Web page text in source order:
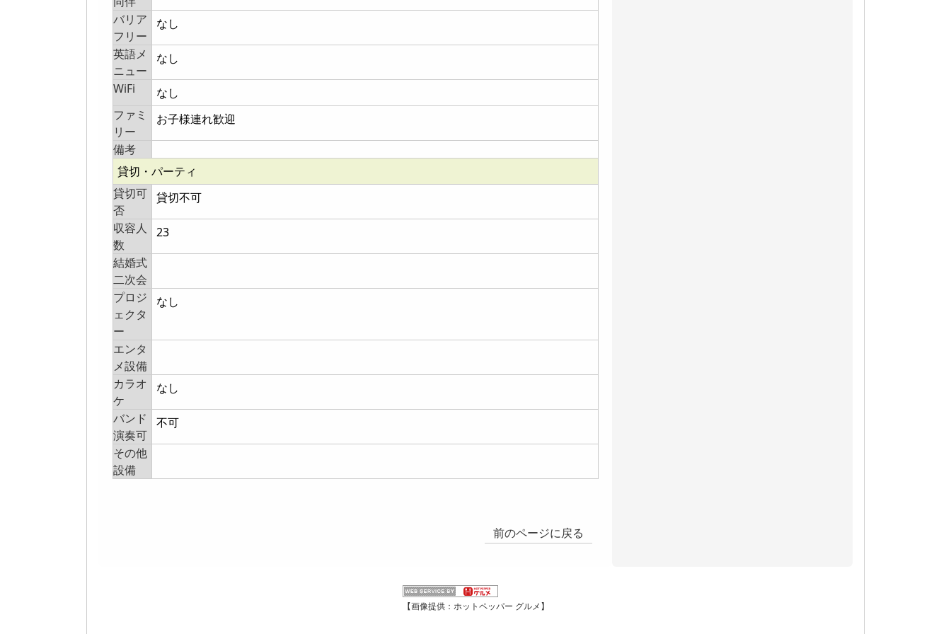
バリア
フリー
なし
英語メ
ニュー
なし
WiFi
なし
ファミ
リー
お子様連れ歓迎
備考
貸切・パーティ
貸切可
否
貸切不可
収容人
数
23
結婚式
二次会
プロジ
ェクタ
ー
なし
エンタ
メ設備
カラオ
ケ
なし
バンド
演奏可
不可
その他
設備
前のページに戻る
【画像提供：ホットペッパー グルメ】